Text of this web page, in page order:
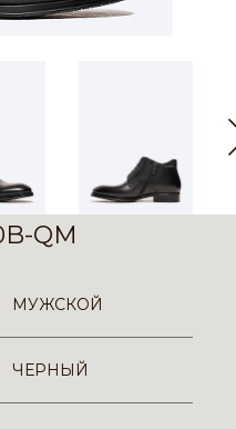
QM
МУЖСКОЙ
ЧЕРНЫЙ